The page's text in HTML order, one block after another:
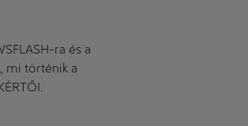
ra és a
mi történik a